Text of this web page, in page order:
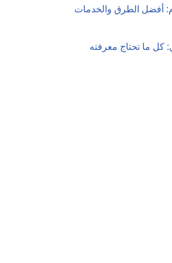
أفضل الطرق والخدمات
ما تحتاج معرفته